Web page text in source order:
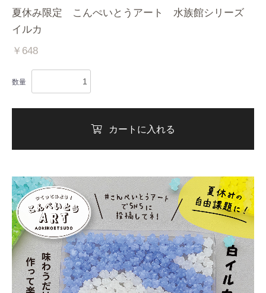
夏休み限定 こんぺいとうアート 水族館シリーズ
イルカ
￥648
数量
カートに入れる